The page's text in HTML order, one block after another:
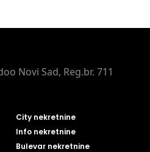
Novi Sad, Reg.br. 711
City nekretnine
Info nekretnine
Bulevar nekretnine